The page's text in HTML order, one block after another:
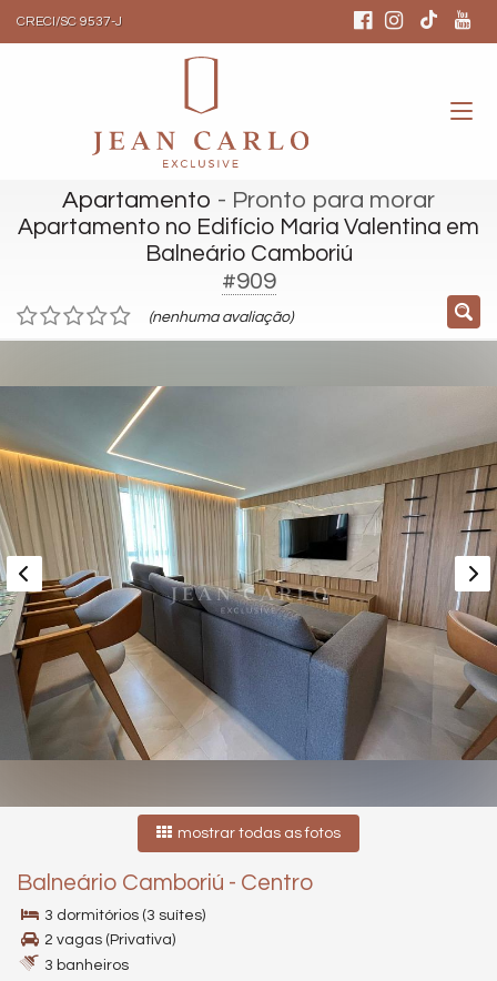
CRECI/SC 9537-J
Apartamento - Pronto para morar
Apartamento no Edifício Maria Valentina em
Balneário Camboriú
#909
(nenhuma avaliação)
mostrar todas as fotos
Balneário Camboriú - Centro
3 dormitórios (3 suítes)
2 vagas (Privativa)
3 banheiros